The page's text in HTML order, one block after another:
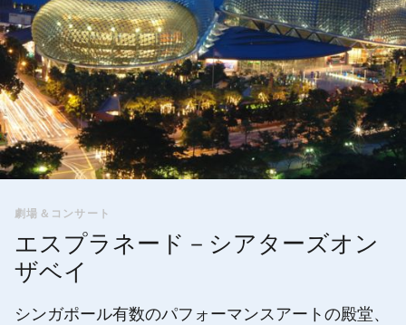
劇場＆コンサート
エスプラネード－シアターズオン
ザベイ
シンガポール有数のパフォーマンスアートの殿堂、